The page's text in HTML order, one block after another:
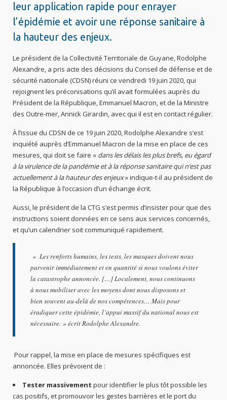
leur application rapide pour enrayer
l’épidémie et avoir une réponse sanitaire à
la hauteur des enjeux.
Le président de la Collectivité Territoriale de Guyane, Rodolphe
Alexandre, a pris acte des décisions du Conseil de défense et de
sécurité nationale (CDSN) réuni ce vendredi 19 juin 2020, qui
rejoignent les préconisations qu’il avait formulées auprès du
Président de la République, Emmanuel Macron, et de la Ministre
des Outre-mer, Annick Girardin, avec qui il est en contact régulier.
À l’issue du CDSN de ce 19 juin 2020, Rodolphe Alexandre s’est
inquiété auprès d’Emmanuel Macron de la mise en place de ces
mesures, qui doit se faire « dans les délais les plus brefs, eu égard
à la virulence de la pandémie et à la réponse sanitaire qui n’est pas
actuellement à la hauteur des enjeux» indique-t-il au président de
la République à l’occasion d’un échange écrit.
Aussi, le président de la CTG s’est permis d’insister pour que des
instructions soient données en ce sens aux services concernés,
et qu’un calendrier soit communiqué rapidement.
«Les renforts humains, les tests, les masques doivent nous
parvenir immédiatement et en quantité si nous voulons éviter
la catastrophe annoncée. […] Localement, nous continuons
à nous mobiliser avec les moyens dont nous disposons et
bien souvent au-delà de nos compétences… Mais pour
éradiquer cette épidémie, l’appui massif du national nous est
nécessaire. » écrit Rodolphe Alexandre.
Pour rappel, la mise en place de mesures spécifiques est
annoncée. Elles prévoient de :
Tester massivementpour identifier le plus tôt possible les
cas positifs, et promouvoir les gestes barrières et le port du